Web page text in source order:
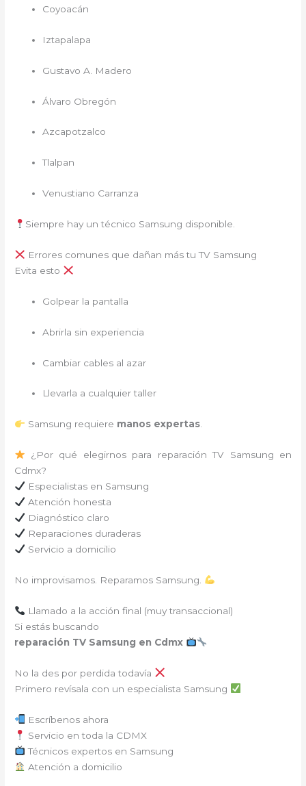
Coyoacán
Iztapalapa
Gustavo A. Madero
Álvaro Obregón
Azcapotzalco
Tlalpan
Venustiano Carranza
Siempre hay un técnico Samsung disponible.
Errores comunes que dañan más tu TV Samsung
Evita esto
Golpear la pantalla
Abrirla sin experiencia
Cambiar cables al azar
Llevarla a cualquier taller
Samsung requiere manos expertas.
¿Por qué elegirnos para reparación TV Samsung en
Cdmx?
Especialistas en Samsung
Atención honesta
Diagnóstico claro
Reparaciones duraderas
Servicio a domicilio
No improvisamos. Reparamos Samsung.
Llamado a la acción final (muy transaccional)
Si estás buscando
reparación TV Samsung en Cdmx
No la des por perdida todavía
Primero revísala con un especialista Samsung
Escríbenos ahora
Servicio en toda la CDMX
Técnicos expertos en Samsung
Atención a domicilio